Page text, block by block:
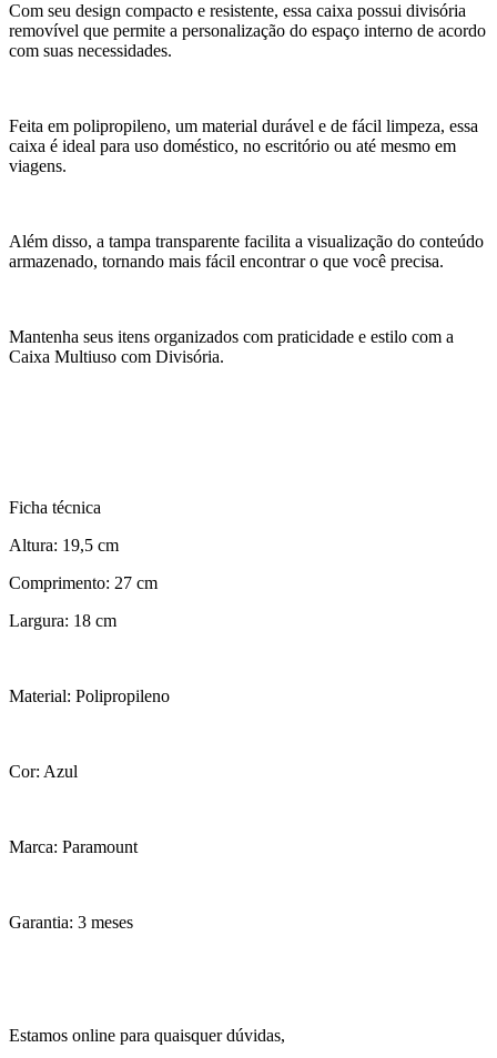
Com seu design compacto e resistente, essa caixa possui divisória
removível que permite a personalização do espaço interno de acordo
com suas necessidades.
Feita em polipropileno, um material durável e de fácil limpeza, essa
caixa é ideal para uso doméstico, no escritório ou até mesmo em
viagens.
Além disso, a tampa transparente facilita a visualização do conteúdo
armazenado, tornando mais fácil encontrar o que você precisa.
Mantenha seus itens organizados com praticidade e estilo com a
Caixa Multiuso com Divisória.
Ficha técnica
Altura: 19,5 cm
Comprimento: 27 cm
Largura: 18 cm
Material: Polipropileno
Cor: Azul
Marca: Paramount
Garantia: 3 meses
Estamos online para quaisquer dúvidas,